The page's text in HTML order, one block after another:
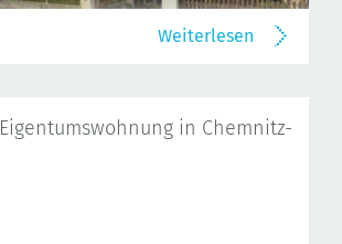
Weiterlesen
Eigentumswohnung in Chemnitz-